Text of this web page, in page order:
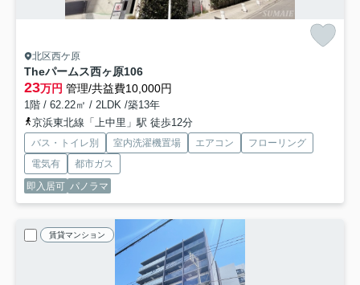
北区西ケ原
Theパームス西ヶ原106
23万円 管理/共益費10,000円
1階 / 62.22㎡ / 2LDK /築13年
京浜東北線「上中里」駅 徒歩12分
バス・トイレ別 室内洗濯機置場 エアコン
フローリング
電気有
都市ガス
即入居可 パノラマ
賃貸マンション